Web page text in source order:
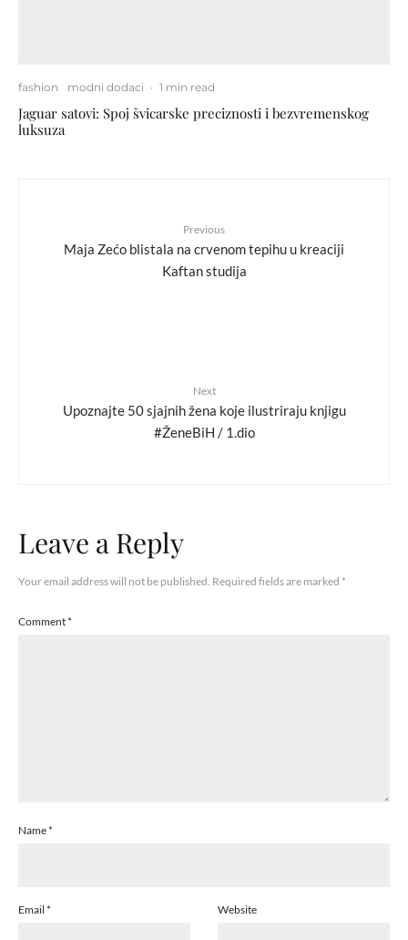
fashion modni dodaci · 1 min read
Jaguar satovi: Spoj švicarske preciznosti i bezvremenskog
luksuza
Previous
Maja Zećo blistala na crvenom tepihu u kreaciji
Kaftan studija
Next
Upoznajte 50 sjajnih žena koje ilustriraju knjigu
#ŽeneBiH / 1.dio
Leave a Reply
Your email address will not be published. Required fields are marked *
Comment*
Name*
Email * Website